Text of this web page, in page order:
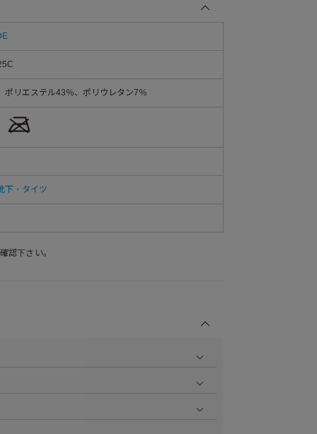
ポリエステル43％、ポリウレタン7％
下・タイツ
確認下さい。